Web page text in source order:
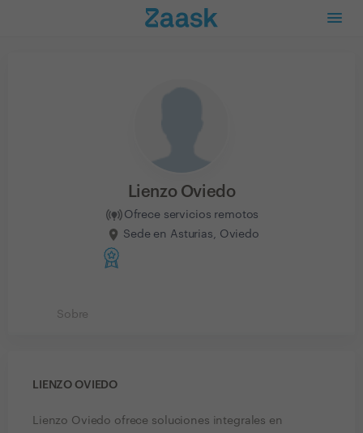
Lienzo Oviedo
Ofrece servicios remotos
Sede en Asturias, Oviedo
Sobre
LIENZO OVIEDO
Lienzo Oviedo ofrece soluciones integrales en